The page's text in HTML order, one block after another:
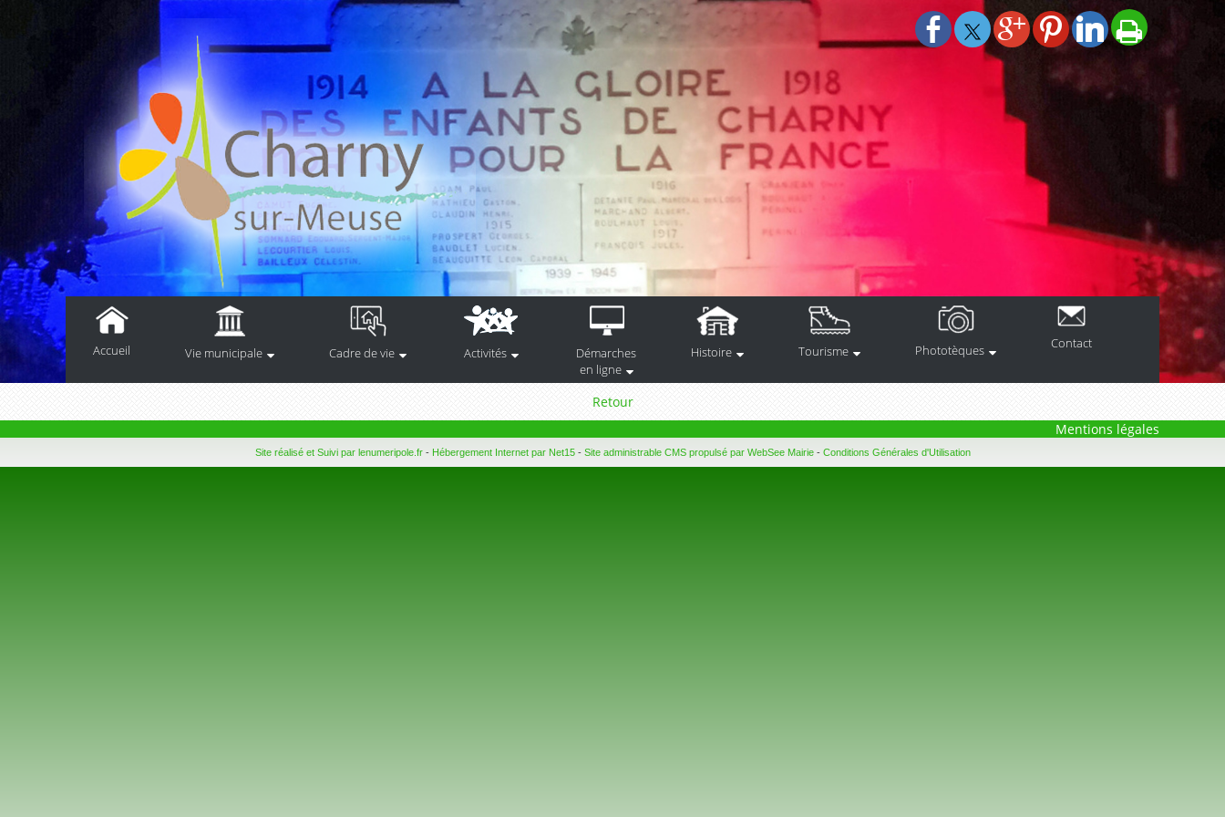
Accueil Vie municipale Cadre de vie Activités
Démarches
en ligne
Histoire Tourisme Phototèques Contact
Retour
Mentions légales
Site réalisé et Suivi par lenumeripole.fr- Hébergement Internet par Net15- Site administrable CMS propulsé par WebSee Mairie- Conditions Générales d'Utilisation